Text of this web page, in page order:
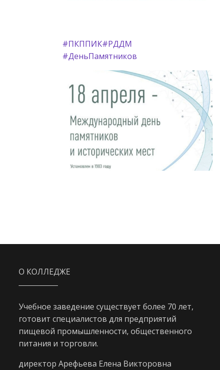
#ПКППИК#РДДМ
#ДеньПамятников
О КОЛЛЕДЖЕ
Учебное заведение существует более 70 лет,
готовит специалистов для предприятий
пищевой промышленности, общественного
питания и торговли.
директор Арефьева Елена Викторовна